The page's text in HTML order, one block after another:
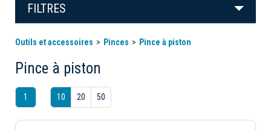
FILTRES
Outils et accessoires Pinces Pince à piston
Pince à piston
1 10 20 50